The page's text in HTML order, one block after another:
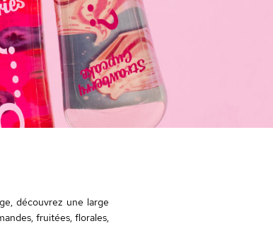
découvrez une large
fruitées, florales,